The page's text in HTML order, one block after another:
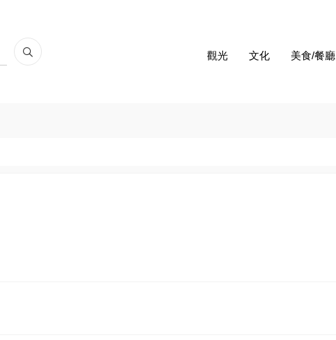
觀光 文化 美食/餐廳